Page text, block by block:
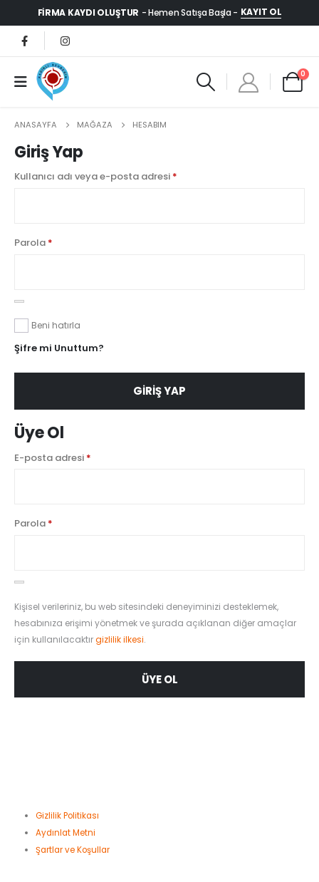
FIRMA KAYDI OLUŞTUR - Hemen Satışa Başla - KAYIT OL
0
ANASAYFA MAĞAZA HESABIM
Giriş Yap
Kullanıcı adı veya e-posta adresi *
Parola *
Beni hatırla
Şifre mi Unuttum?
GIRIŞ YAP
Üye Ol
E-posta adresi *
Parola *
Kişisel verileriniz, bu web sitesindeki deneyiminizi desteklemek,
hesabınıza erişimi yönetmek ve şurada açıklanan diğer amaçlar
için kullanılacaktırgizlilik ilkesi.
ÜYE OL
Gizlilik Politikası
Aydınlat Metni
Şartlar ve Koşullar